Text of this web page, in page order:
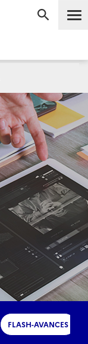
FLASH-AVANCES